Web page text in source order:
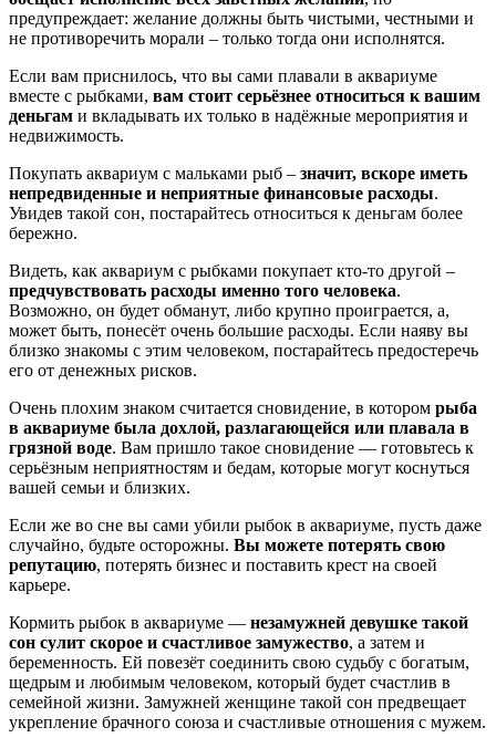
предупреждает: желание должны быть чистыми, честными и
не противоречить морали – только тогда они исполнятся.
Если вам приснилось, что вы сами плавали в аквариуме
вместе с рыбками, вам стоит серьёзнее относиться к вашим
деньгам и вкладывать их только в надёжные мероприятия и
недвижимость.
Покупать аквариум с мальками рыб – значит, вскоре иметь
непредвиденные и неприятные финансовые расходы.
Увидев такой сон, постарайтесь относиться к деньгам более
бережно.
Видеть, как аквариум с рыбками покупает кто-то другой –
предчувствовать расходы именно того человека.
Возможно, он будет обманут, либо крупно проиграется, а,
может быть, понесёт очень большие расходы. Если наяву вы
близко знакомы с этим человеком, постарайтесь предостеречь
его от денежных рисков.
Очень плохим знаком считается сновидение, в котором рыба
в аквариуме была дохлой, разлагающейся или плавала в
грязной воде. Вам пришло такое сновидение — готовьтесь к
серьёзным неприятностям и бедам, которые могут коснуться
вашей семьи и близких.
Если же во сне вы сами убили рыбок в аквариуме, пусть даже
случайно, будьте осторожны. Вы можете потерять свою
репутацию, потерять бизнес и поставить крест на своей
карьере.
Кормить рыбок в аквариуме — незамужней девушке такой
сон сулит скорое и счастливое замужество, а затем и
беременность. Ей повезёт соединить свою судьбу с богатым,
щедрым и любимым человеком, который будет счастлив в
семейной жизни. Замужней женщине такой сон предвещает
укрепление брачного союза и счастливые отношения с мужем.